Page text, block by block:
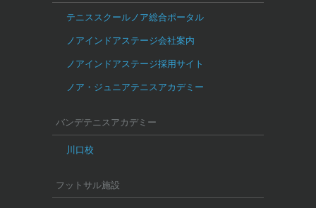
テニススクールノア総合ポータル
ノアインドアステージ会社案内
ノアインドアステージ採用サイト
ノア・ジュニアテニスアカデミー
バンデテニスアカデミー
川口校
フットサル施設